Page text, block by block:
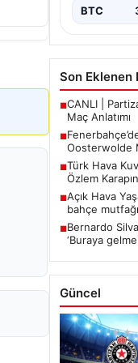
BTC
Son Eklenen
■CANLI |
Maç Anlatımı
■
Oosterwolde
■Türk Hava
Özlem
■Açık Hava
bahçe
■Bernardo
‘Buraya
Güncel